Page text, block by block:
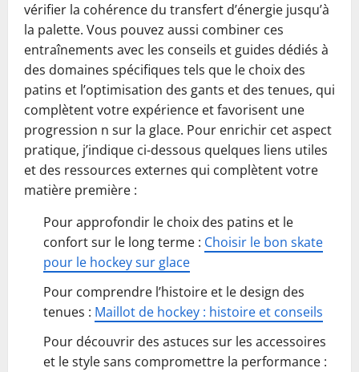
vérifier la cohérence du transfert d’énergie jusqu’à
la palette. Vous pouvez aussi combiner ces
entraînements avec les conseils et guides dédiés à
des domaines spécifiques tels que le choix des
patins et l’optimisation des gants et des tenues, qui
complètent votre expérience et favorisent une
progression n sur la glace. Pour enrichir cet aspect
pratique, j’indique ci-dessous quelques liens utiles
et des ressources externes qui complètent votre
matière première :
Pour approfondir le choix des patins et le
confort sur le long terme : Choisir le bon skate
pour le hockey sur glace
Pour comprendre l’histoire et le design des
tenues : Maillot de hockey : histoire et conseils
Pour découvrir des astuces sur les accessoires
et le style sans compromettre la performance :